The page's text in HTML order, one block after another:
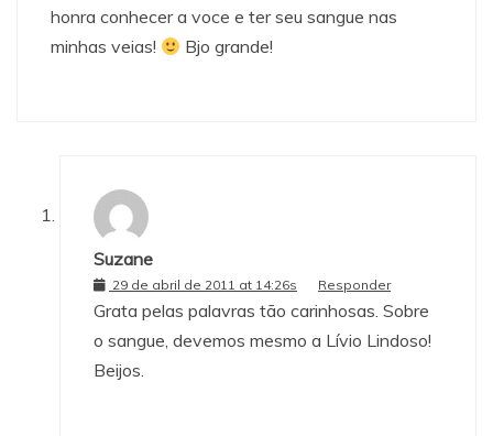
honra conhecer a voce e ter seu sangue nas
minhas veias!
Bjo grande!
Suzane
29 de abril de 2011 at 14:26s Responder
Grata pelas palavras tão carinhosas. Sobre
o sangue, devemos mesmo a Lívio Lindoso!
Beijos.